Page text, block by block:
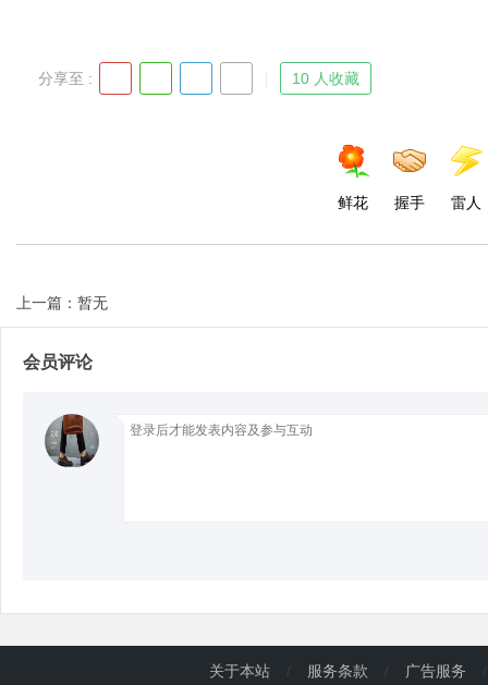
分享至 : 10 人收藏
鲜花 握手 雷人
上一篇：暂无
会员评论
关于本站 / 服务条款 / 广告服务 /